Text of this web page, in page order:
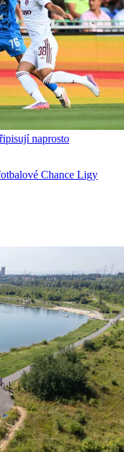
naprosto
Chance Ligy